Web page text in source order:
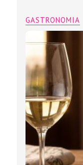
GASTRONOMIA